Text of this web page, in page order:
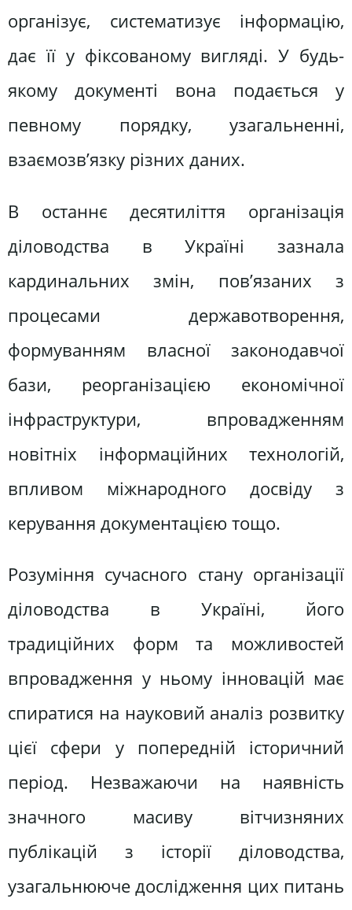
організує, систематизує інформацію,
дає її у фіксованому вигляді. У будь-
якому документі вона подається у
певному порядку, узагальненні,
взаємозв’язку різних даних.
В останнє десятиліття організація
діловодства в Україні зазнала
кардинальних змін, пов’язаних з
процесами державотворення,
формуванням власної законодавчої
бази, реорганізацією економічної
інфраструктури, впровадженням
новітніх інформаційних технологій,
впливом міжнародного досвіду з
керування документацією тощо.
Розуміння сучасного стану організації
діловодства в Україні, його
традиційних форм та можливостей
впровадження у ньому інновацій має
спиратися на науковий аналіз розвитку
цієї сфери у попередній історичний
період. Незважаючи на наявність
значного масиву вітчизняних
публікацій з історії діловодства,
узагальнююче дослідження цих питань